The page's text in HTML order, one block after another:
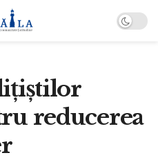
reducerea